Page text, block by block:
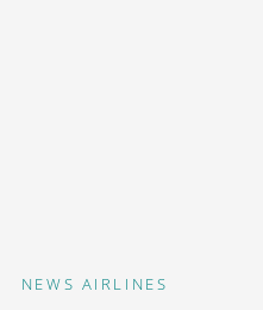
NEWS AIRLINES